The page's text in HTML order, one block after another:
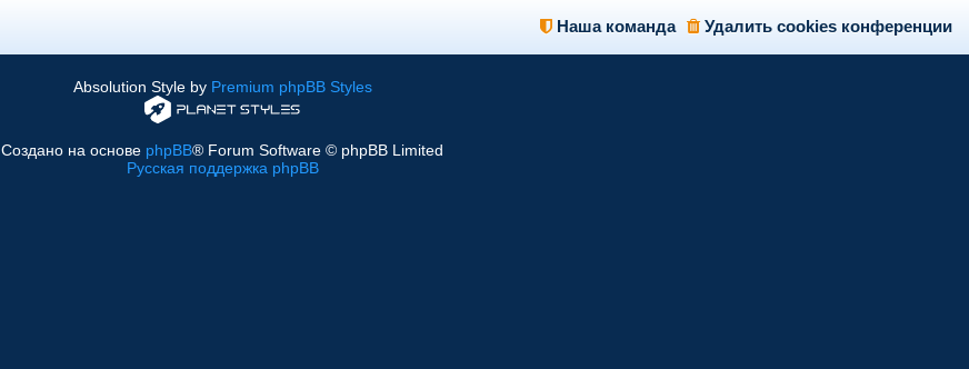
Удалить cookies конференции
Наша команда
Absolution Style by Premium phpBB Styles
Создано на основе phpBB® Forum Software © phpBB Limited
Русская поддержка phpBB